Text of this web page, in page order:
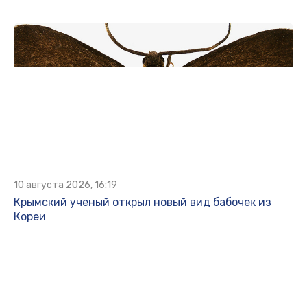
10 августа 2026, 16:19
Крымский ученый открыл новый вид бабочек из
Кореи